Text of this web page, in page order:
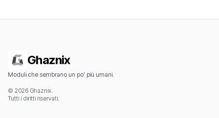
Ghaznix
Moduli che sembrano un po' più umani.
© 2026 Ghaznix.
Tutti i diritti riservati.